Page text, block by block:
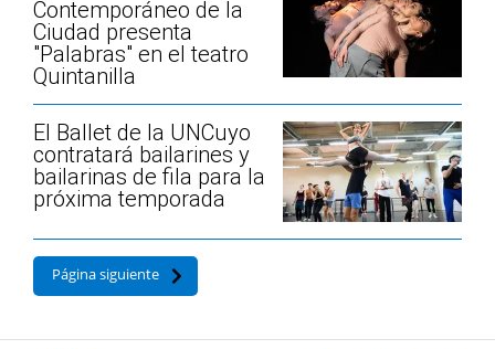
Contemporáneo de la
Ciudad presenta
"Palabras" en el teatro
Quintanilla
El Ballet de la UNCuyo
contratará bailarines y
bailarinas de fila para la
próxima temporada
Página siguiente